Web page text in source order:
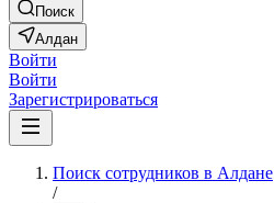
Поиск
Алдан
Войти
Войти
Зарегистрироваться
Поиск сотрудников в Алдане
/